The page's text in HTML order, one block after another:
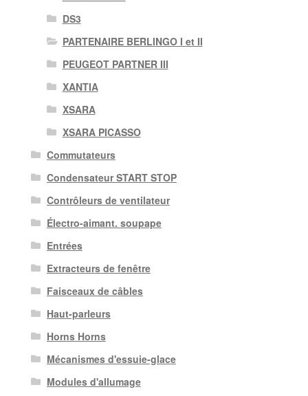
DS3
PARTENAIRE BERLINGO I et II
PEUGEOT PARTNER III
XANTIA
XSARA
XSARA PICASSO
Commutateurs
Condensateur START STOP
Contrôleurs de ventilateur
Électro-aimant. soupape
Entrées
Extracteurs de fenêtre
Faisceaux de câbles
Haut-parleurs
Horns Horns
Mécanismes d'essuie-glace
Modules d'allumage